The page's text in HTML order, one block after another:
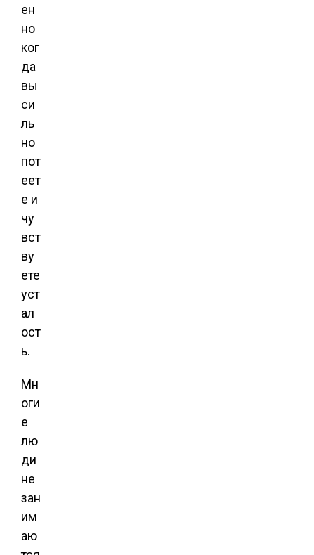
ен
но
ког
да
вы
си
ль
но
пот
еет
е и
чу
вст
ву
ете
уст
ал
ост
ь.
Мн
оги
е
лю
ди
не
зан
им
аю